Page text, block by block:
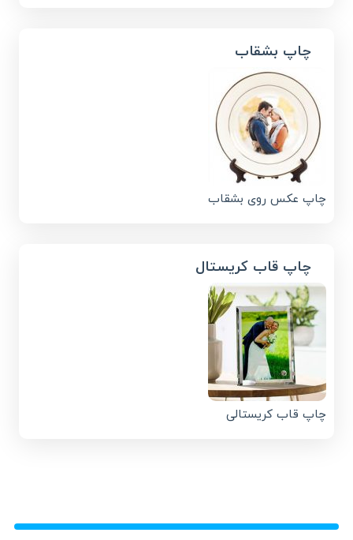
چاپ بشقاب
چاپ عکس روی بشقاب
چاپ قاب کریستال
چاپ قاب کریستالی